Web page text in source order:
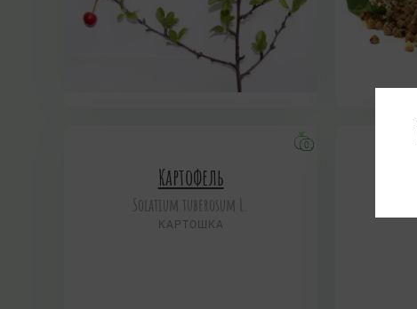
Картофель
Solatium tuberosum L.
КАРТОШКА